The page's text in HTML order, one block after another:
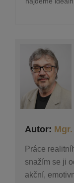
Autor:
Práce
snažím se ji
akční,